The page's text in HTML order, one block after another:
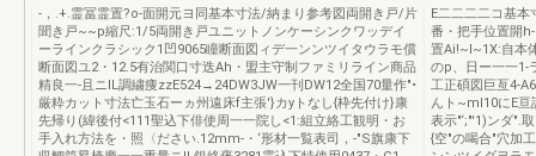
-，.+.霊冨霊置?o-面開元ヨ同基本寸法/納まり参考図両開き戸/片
聞き戸~~p縮尺:1/5両開き戸ユニットノンケーシンクワッデイ
ーラインクラシック1凹9065瞳断面図ィデ一ンンツイタウラモ償
断面図ユ2・12.5有治関口寸迭Ah・盟主守制ファミリライン商品
精良一-且ニlL調繍痩zzE524→24DW3JW一刊DW12全国70量作"•
厳粋カット寸法亡玉石ーヵ州遠床f主張'}カyトなし{枠先付け}康
先帰り(緯後付<111聖込下俳使周一一院し<1:組立絡工観明・お
手入れ方法を・照〈ださい.12mm-・‘形材一覧表司，-"S旗康下
E二二二二コ基
番・把手位置開
置Ai!~I~1X:自本
のp、日ー一一1-
工正碩図巨亙4-
んト~ml10にE亘
表示"‘;"'1)ンダ".
{空"の喝合"穴加